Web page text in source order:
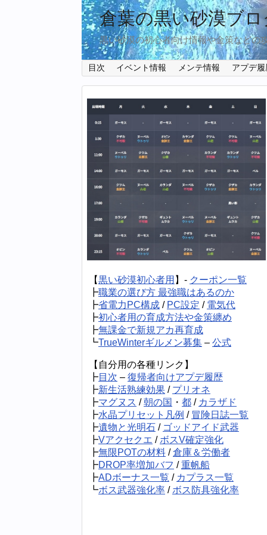
倉葉の黒い砂漠ブロ
黒い砂漠の初心者向け情報や金策などの
目次 イベント情報 メンテ情報 アプデ履
【黒い砂漠初心者用 】- クーポン一覧
┣職業の選び方 最強職はあるのか
┣省電力PC構成 / PC設定 / 電気代
┣初心者用の育成方法や金策纏め
┣無課金で新規アカ再育成
┗TrueWinterギルメン募集 – 公式
【自分用の各種リンク】
┣目次 – 復帰者向けアプデ履歴
┣新生活熟練効果 / プリオネ
┣マグヌス /朝の国 ・ 都 / カラザド
┣水晶プリセット凡例 / 冒険日誌一覧
┣遺物と光明石 / ゴッドアイド武器
┣Vアクセクエ / ボスV確定強化
┣無限POTの材料 /倉庫＆労働者
┣DROP率増加バフ /重帆船
┣ADボーナス一覧 / カプラス一覧
┗ボス武器強化率 / ボス防具強化率